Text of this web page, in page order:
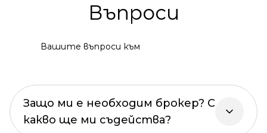
Въпроси
Вашите въпроси към
Защо ми е необходим брокер? С
какво ще ми съдейства?